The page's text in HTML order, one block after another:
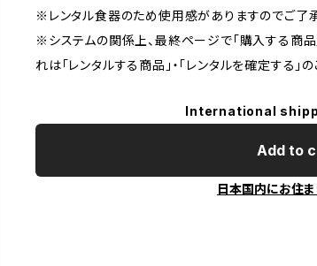
※レンタル食器のため使用感がありますのでご了承
※システムの関係上、最終ページで「購入する商品
れは「レンタルする商品」・「レンタルを確定する」の
International
Add to
日本国内にお住